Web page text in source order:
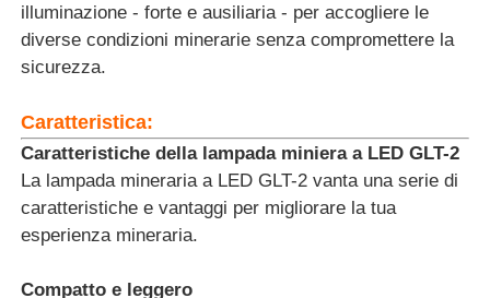
Lampade per miniere a LED
Lampade ricaricabili per coperture minerarie
lampada a tappo senza fili sotterranea
Lampade per l'estrazione del carbone
illuminazione - forte e ausiliaria - per accogliere le
diverse condizioni minerarie senza compromettere la
sicurezza.
Caratteristica:
Caratteristiche della lampada miniera a LED GLT-2
La lampada mineraria a LED GLT-2 vanta una serie di
caratteristiche e vantaggi per migliorare la tua
esperienza mineraria.
Compatto e leggero